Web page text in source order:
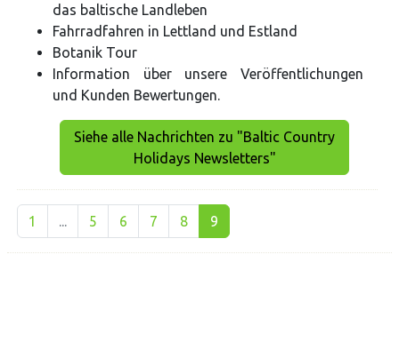
das baltische Landleben
Fahrradfahren in Lettland und Estland
Botanik Tour
Information über unsere Veröffentlichungen
und Kunden Bewertungen.
Siehe alle Nachrichten zu "Baltic Country
Holidays Newsletters"
1 ... 5 6 7 8 9